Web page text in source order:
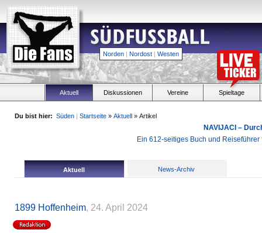
Norden | Nordost | Westen
Aktuell Diskussionen Vereine Spieltage
Du bist hier: Süden | Startseite » Aktuell » Artikel
NAVIJACI –
Ein 612-seitiges Buch und
Aktuell News-Archiv
1899 Hoffenheim, 24. April 2024